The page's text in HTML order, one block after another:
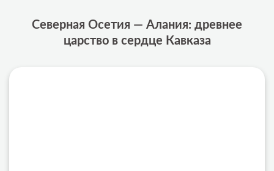
Северная Осетия — Алания: древнее
царство в сердце Кавказа